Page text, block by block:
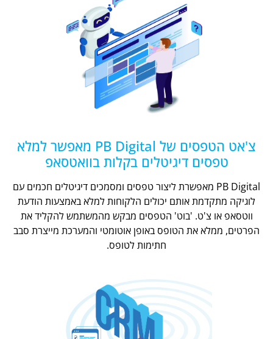
צ'אט הטפסים של PB Digital מאפשר למלא
טפסים דיגיטלים בקלות בוואטסאפ
PB Digital מאפשרת ליצור טפסים ומסמכים דיגיטלים חכמים עם
לוגיקה מתקדמת אותם יכולים הלקוחות למלא באמצעות הודעת
ווטסאפ או צ'ט. 'בוט' הטפסים מבקש מהמשתמש להקליד את
הפרטים, ממלא את הטופס באופן אוטומטי והמערכת מייצרת סבב
חתימות לטופס.